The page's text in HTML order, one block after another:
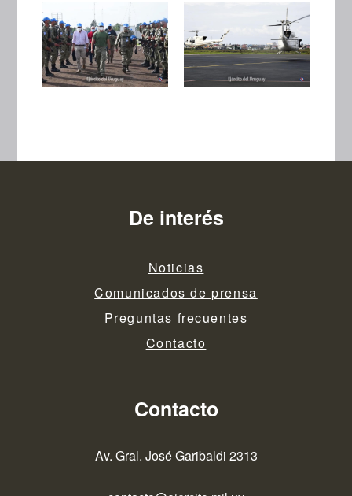
De interés
Noticias
Comunicados de prensa
Preguntas frecuentes
Contacto
Contacto
Av. Gral. José Garibaldi 2313